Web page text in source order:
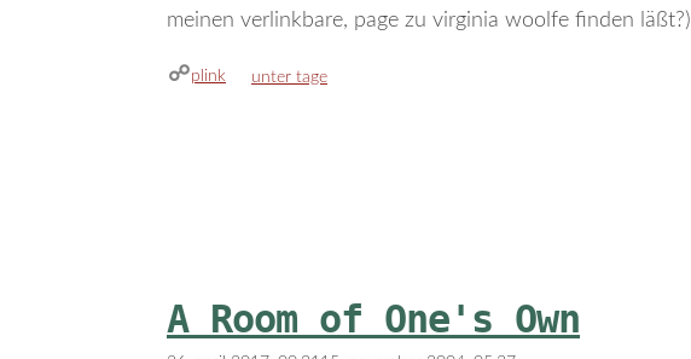
meinen verlinkbare, page zu virginia woolfe finden läßt?)
plink kategorien
unter tage
A Room of One's Own